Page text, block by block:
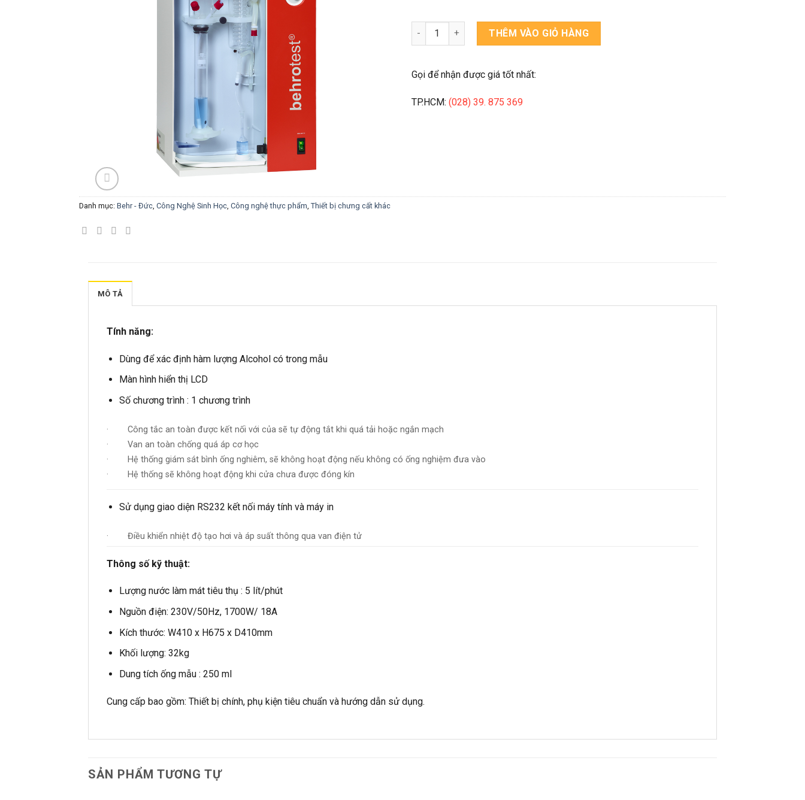
THIẾT BỊ CHƯNG CẤT CỒN số lượng
THÊM VÀO GIỎ HÀNG
Gọi để nhận được giá tốt nhất:
TP.HCM: (028) 39. 875 369
Danh mục: Behr - Đức, Công Nghệ Sinh Học, Công nghệ thực phẩm, Thiết bị chưng cất khác
MÔ TẢ
Tính năng:
Dùng để xác định hàm lượng Alcohol có trong mẫu
Màn hình hiển thị LCD
Số chương trình : 1 chương trình
· Công tắc an toàn được kết nối với của sẽ tự động tắt khi quá tải hoặc ngắn mạch
· Van an toàn chống quá áp cơ học
· Hệ thống giám sát bình ống nghiêm, sẽ không hoạt động nếu không có ống nghiệm đưa vào
· Hệ thống sẽ không hoạt động khi cửa chưa được đóng kín
Sử dụng giao diện RS232 kết nối máy tính và máy in
· Điều khiển nhiệt độ tạo hơi và áp suất thông qua van điện tử
Thông số kỹ thuật:
Lượng nước làm mát tiêu thụ : 5 lít/phút
Nguồn điện: 230V/50Hz, 1700W/ 18A
Kích thước: W410 x H675 x D410mm
Khối lượng: 32kg
Dung tích ống mẫu : 250 ml
Cung cấp bao gồm: Thiết bị chính, phụ kiện tiêu chuẩn và hướng dẫn sử dụng.
SẢN PHẨM TƯƠNG TỰ